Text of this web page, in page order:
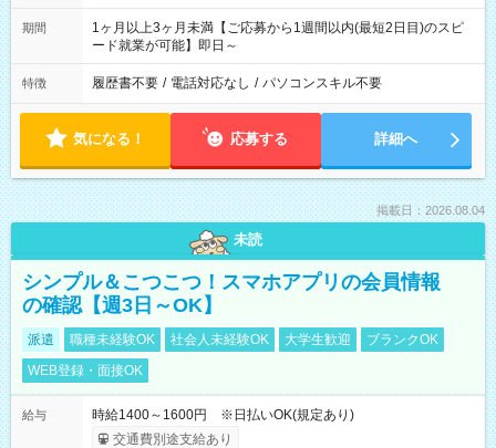
期間
1ヶ月以上3ヶ月未満【ご応募から1週間以内(最短2日目)のスピ
ード就業が可能】即日～
特徴 履歴書不要 / 電話対応なし / パソコンスキル不要
気になる！ 応募する 詳細へ
掲載日：2026.08.04
未読
シンプル＆こつこつ！スマホアプリの会員情報
の確認【週3日～OK】
派遣 職種未経験OK 社会人未経験OK 大学生歓迎
ブランクOK
WEB登録・面接OK
給与
時給1400～1600円 ※日払いOK(規定あり)
交通費別途支給あり